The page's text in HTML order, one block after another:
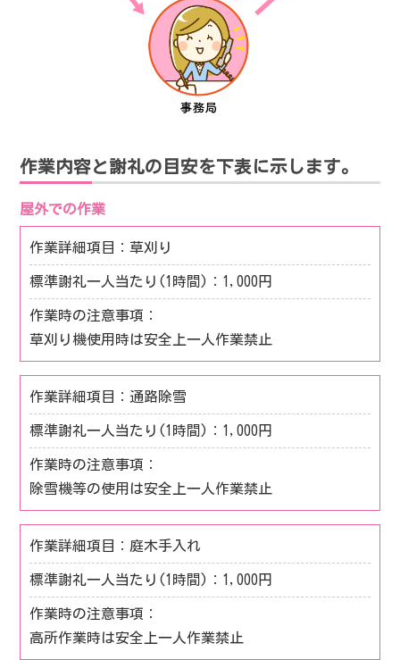
作業内容と謝礼の目安を下表に示します。
屋外での作業
草刈り
1,000円
草刈り機使用時は安全上一人作業禁止
通路除雪
1,000円
除雪機等の使用は安全上一人作業禁止
庭木手入れ
1,000円
高所作業時は安全上一人作業禁止